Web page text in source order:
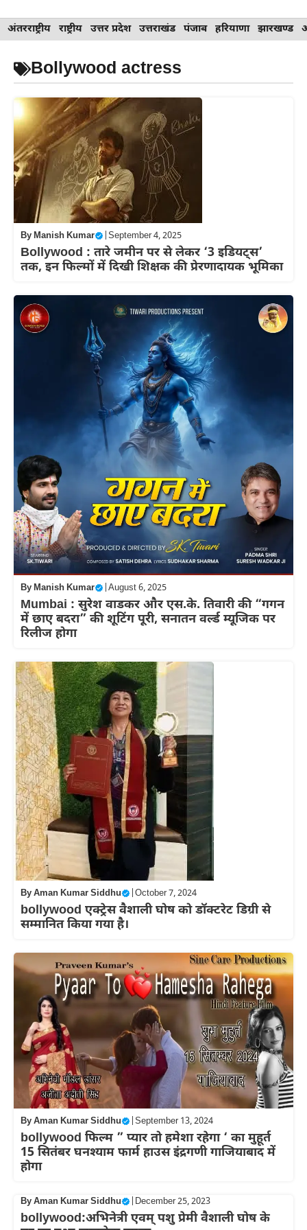
Skip
to
content
अंतरराष्ट्रीय राष्ट्रीय उत्तर प्रदेश उत्तराखंड पंजाब हरियाणा झारखण्ड
Bollywood actress
ByManish Kumar September 4, 2025
Bollywood : तारे जमीन पर से लेकर ‘3 इडियट्स’
तक, इन फिल्मों में दिखी शिक्षक की प्रेरणादायक भूमिका
ByManish Kumar August 6, 2025
Mumbai : सुरेश वाडकर और एस.के. तिवारी की “गगन
में छाए बदरा” की शूटिंग पूरी, सनातन वर्ल्ड म्यूजिक पर
रिलीज होगा
ByAman Kumar Siddhu October 7, 2024
bollywood एक्ट्रेस वैशाली घोष को डॉक्टरेट डिग्री से
सम्मानित किया गया है।
ByAman Kumar Siddhu September 13, 2024
bollywood फिल्म ” प्यार तो हमेशा रहेगा ‘ का मुहूर्त
15 सितंबर घनश्याम फार्म हाउस इंद्रगणी गाजियाबाद में
होगा
ByAman Kumar Siddhu December 25, 2023
bollywood:अभिनेत्री एवम् पशु प्रेमी वैशाली घोष के